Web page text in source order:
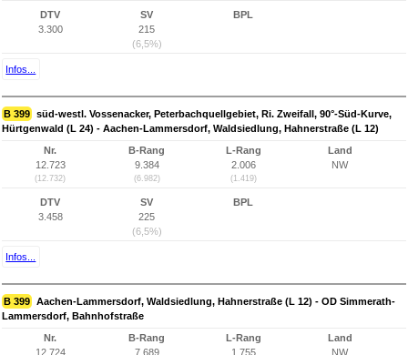
DTV
3.300
SV
215
(6,5%)
BPL
Infos...
B 399 süd-westl. Vossenacker, Peterbachquellgebiet, Ri. Zweifall, 90°-Süd-Kurve,
Hürtgenwald (L 24) - Aachen-Lammersdorf, Waldsiedlung, Hahnerstraße (L 12)
Nr.
12.723
(12.732)
B-Rang
9.384
(6.982)
L-Rang
2.006
(1.419)
Land
NW
DTV
3.458
SV
225
(6,5%)
BPL
Infos...
B 399 Aachen-Lammersdorf, Waldsiedlung, Hahnerstraße (L 12) - OD Simmerath-
Lammersdorf, Bahnhofstraße
Nr.
12.724
B-Rang
7.689
L-Rang
1.755
Land
NW